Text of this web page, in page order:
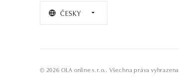
ČESKY
© 2026 OLA online s.r.o.. Všechna práva vyhrazena.